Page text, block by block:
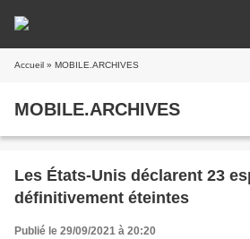
Accueil » MOBILE.ARCHIVES
MOBILE.ARCHIVES
Les États-Unis déclarent 23
définitivement éteintes
Publié le 29/09/2021 à 20:20